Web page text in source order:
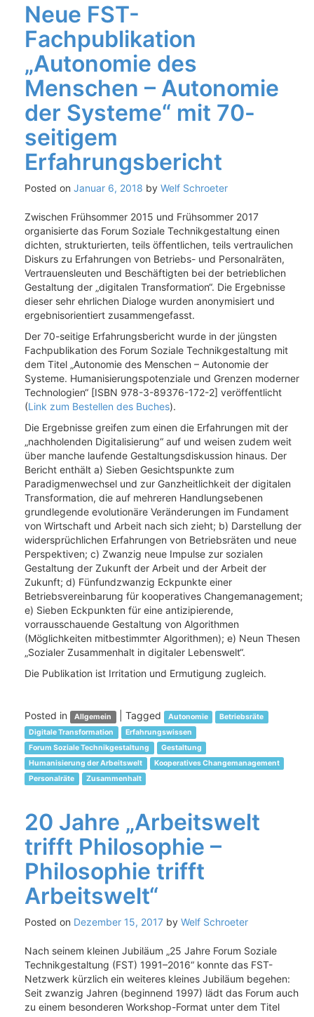
Neue FST-
Fachpublikation
„Autonomie des
Menschen – Autonomie
der Systeme“ mit 70-
seitigem
Erfahrungsbericht
Posted on Januar 6, 2018 by Welf Schroeter
Zwischen Frühsommer 2015 und Frühsommer 2017
organisierte das Forum Soziale Technikgestaltung einen
dichten, strukturierten, teils öffentlichen, teils vertraulichen
Diskurs zu Erfahrungen von Betriebs- und Personalräten,
Vertrauensleuten und Beschäftigten bei der betrieblichen
Gestaltung der „digitalen Transformation“. Die Ergebnisse
dieser sehr ehrlichen Dialoge wurden anonymisiert und
ergebnisorientiert zusammengefasst.
Der 70-seitige Erfahrungsbericht wurde in der jüngsten
Fachpublikation des Forum Soziale Technikgestaltung mit
dem Titel „Autonomie des Menschen – Autonomie der
Systeme. Humanisierungspotenziale und Grenzen moderner
Technologien“ [ISBN 978-3-89376-172-2] veröffentlicht
(Link zum Bestellen des Buches).
Die Ergebnisse greifen zum einen die Erfahrungen mit der
„nachholenden Digitalisierung“ auf und weisen zudem weit
über manche laufende Gestaltungsdiskussion hinaus. Der
Bericht enthält a) Sieben Gesichtspunkte zum
Paradigmenwechsel und zur Ganzheitlichkeit der digitalen
Transformation, die auf mehreren Handlungsebenen
grundlegende evolutionäre Veränderungen im Fundament
von Wirtschaft und Arbeit nach sich zieht; b) Darstellung der
widersprüchlichen Erfahrungen von Betriebsräten und neue
Perspektiven; c) Zwanzig neue Impulse zur sozialen
Gestaltung der Zukunft der Arbeit und der Arbeit der
Zukunft; d) Fünfundzwanzig Eckpunkte einer
Betriebsvereinbarung für kooperatives Changemanagement;
e) Sieben Eckpunkten für eine antizipierende,
vorrausschauende Gestaltung von Algorithmen
(Möglichkeiten mitbestimmter Algorithmen); e) Neun Thesen
„Sozialer Zusammenhalt in digitaler Lebenswelt“.
Die Publikation ist Irritation und Ermutigung zugleich.
Posted in Allgemein Tagged Autonomie
Betriebsräte
Digitale Transformation
Erfahrungswissen
Forum Soziale Technikgestaltung
Gestaltung
Humanisierung der Arbeitswelt
Kooperatives Changemanagement
Personalräte
Zusammenhalt
20 Jahre „Arbeitswelt
trifft Philosophie –
Philosophie trifft
Arbeitswelt“
Posted on Dezember 15, 2017 by Welf Schroeter
Nach seinem kleinen Jubiläum „25 Jahre Forum Soziale
Technikgestaltung (FST) 1991–2016“ konnte das FST-
Netzwerk kürzlich ein weiteres kleines Jubiläum begehen:
Seit zwanzig Jahren (beginnend 1997) lädt das Forum auch
zu einem besonderen Workshop-Format unter dem Titel